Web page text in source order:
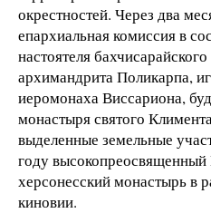
окрестностей. Через два
епархиальная комиссия в
настоятеля
архимандрита Поликарпа,
иеромонаха Виссариона,
монастыря святого
выделенные земельные
году
херсонесский монастырь в
киновии.